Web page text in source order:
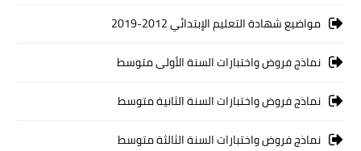
مواضيع شهادة التعليم الإبتدائي 2012-2019
نماذج فروض واختبارات السنة الأولى متوسط
نماذج فروض واختبارات السنة الثانية متوسط
نماذج فروض واختبارات السنة الثالثة متوسط